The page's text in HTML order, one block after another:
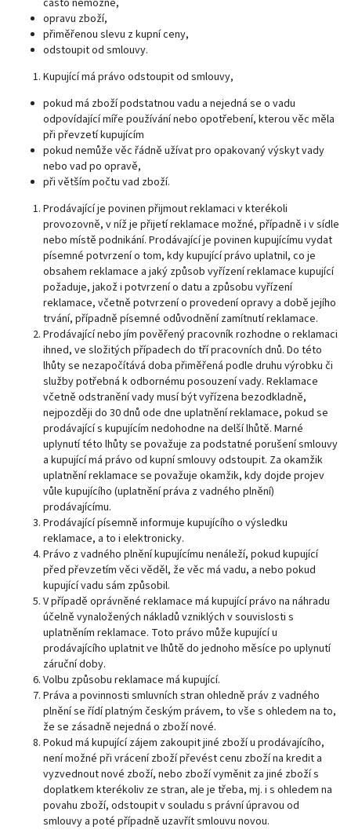
často nemožné,
opravu zboží,
přiměřenou slevu z kupní ceny,
odstoupit od smlouvy.
Kupující má právo odstoupit od smlouvy,
pokud má zboží podstatnou vadu a nejedná se o vadu
odpovídající míře používání nebo opotřebení, kterou věc měla
při převzetí kupujícím
pokud nemůže věc řádně užívat pro opakovaný výskyt vady
nebo vad po opravě,
při větším počtu vad zboží.
Prodávající je povinen přijmout reklamaci v kterékoli
provozovně, v níž je přijetí reklamace možné, případně i v sídle
nebo místě podnikání. Prodávající je povinen kupujícímu vydat
písemné potvrzení o tom, kdy kupující právo uplatnil, co je
obsahem reklamace a jaký způsob vyřízení reklamace kupující
požaduje, jakož i potvrzení o datu a způsobu vyřízení
reklamace, včetně potvrzení o provedení opravy a době jejího
trvání, případně písemné odůvodnění zamítnutí reklamace.
Prodávající nebo jím pověřený pracovník rozhodne o reklamaci
ihned, ve složitých případech do tří pracovních dnů. Do této
lhůty se nezapočítává doba přiměřená podle druhu výrobku či
služby potřebná k odbornému posouzení vady. Reklamace
včetně odstranění vady musí být vyřízena bezodkladně,
nejpozději do 30 dnů ode dne uplatnění reklamace, pokud se
prodávající s kupujícím nedohodne na delší lhůtě. Marné
uplynutí této lhůty se považuje za podstatné porušení smlouvy
a kupující má právo od kupní smlouvy odstoupit. Za okamžik
uplatnění reklamace se považuje okamžik, kdy dojde projev
vůle kupujícího (uplatnění práva z vadného plnění)
prodávajícímu.
Prodávající písemně informuje kupujícího o výsledku
reklamace, a to i elektronicky.
Právo z vadného plnění kupujícímu nenáleží, pokud kupující
před převzetím věci věděl, že věc má vadu, a nebo pokud
kupující vadu sám způsobil.
V případě oprávněné reklamace má kupující právo na náhradu
účelně vynaložených nákladů vzniklých v souvislosti s
uplatněním reklamace. Toto právo může kupující u
prodávajícího uplatnit ve lhůtě do jednoho měsíce po uplynutí
záruční doby.
Volbu způsobu reklamace má kupující.
Práva a povinnosti smluvních stran ohledně práv z vadného
plnění se řídí platným českým právem, to vše s ohledem na to,
že se zásadně nejedná o zboží nové.
Pokud má kupující zájem zakoupit jiné zboží u prodávajícího,
není možné při vrácení zboží převést cenu zboží na kredit a
vyzvednout nové zboží, nebo zboží vyměnit za jiné zboží s
doplatkem kterékoliv ze stran, ale je třeba, mj. i s ohledem na
povahu zboží, odstoupit v souladu s právní úpravou od
smlouvy a poté případně uzavřít smlouvu novou.